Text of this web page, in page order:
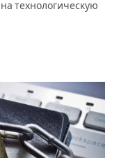
технологическую